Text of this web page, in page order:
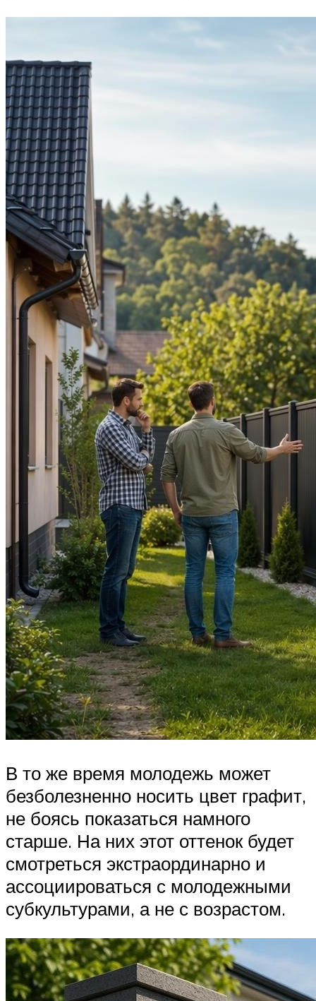
В то же время молодежь может
безболезненно носить цвет графит,
не боясь показаться намного
старше. На них этот оттенок будет
смотреться экстраординарно и
ассоциироваться с молодежными
субкультурами, а не с возрастом.